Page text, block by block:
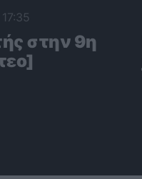
στην 9η